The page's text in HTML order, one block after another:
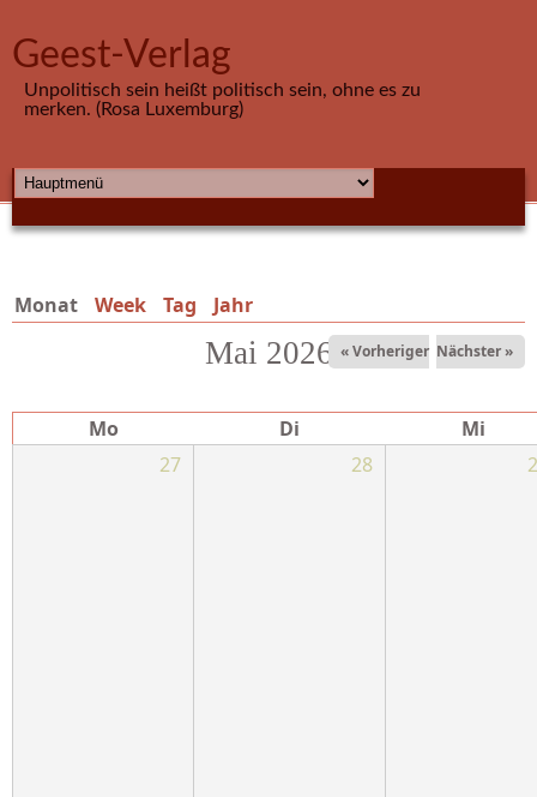
Geest-Verlag
Unpolitisch sein heißt politisch sein, ohne es zu
merken. (Rosa Luxemburg)
HAUPTMENÜ
Monat (aktiver Reiter)
Week Tag Jahr
Mai 2026 « Vorheriger Nächster »
Mo Di
Mi
27
28